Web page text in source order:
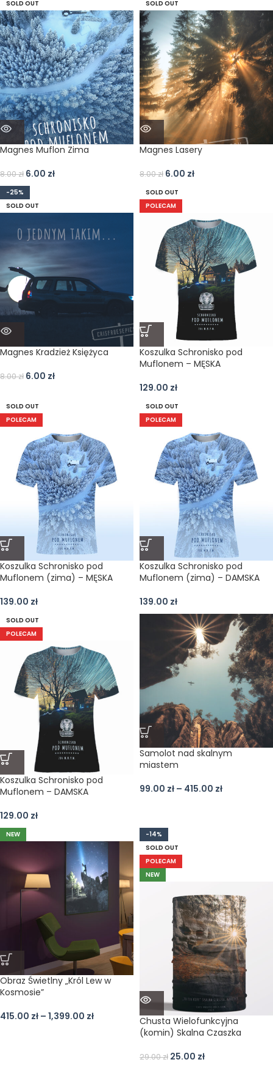
SOLD OUT
Magnes Muflon Zima
8.00zł 6.00 zł
SOLD OUT
Magnes Lasery
8.00zł 6.00 zł
-25%
SOLD OUT
Magnes Kradzież Księżyca
8.00zł 6.00 zł
SOLD OUT
POLECAM
Koszulka Schronisko pod
Muflonem – MĘSKA
129.00 zł
SOLD OUT
POLECAM
Koszulka Schronisko pod
Muflonem (zima) – MĘSKA
139.00 zł
SOLD OUT
POLECAM
Koszulka Schronisko pod
Muflonem (zima) – DAMSKA
139.00 zł
SOLD OUT
POLECAM
Koszulka Schronisko pod
Muflonem – DAMSKA
129.00 zł
Samolot nad skalnym
miastem
99.00 zł – 415.00 zł
NEW
Obraz Świetlny „Król Lew w
Kosmosie”
415.00 zł – 1,399.00 zł
-14%
SOLD OUT
POLECAM
NEW
Chusta Wielofunkcyjna
(komin) Skalna Czaszka
29.00zł 25.00 zł